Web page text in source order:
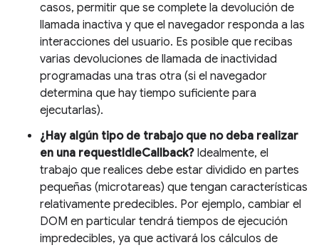
casos, permitir que se complete la devolución de
llamada inactiva y que el navegador responda a las
interacciones del usuario. Es posible que recibas
varias devoluciones de llamada de inactividad
programadas una tras otra (si el navegador
determina que hay tiempo suficiente para
ejecutarlas).
¿Hay algún tipo de trabajo que no deba realizar
en una requestIdleCallback?Idealmente, el
trabajo que realices debe estar dividido en partes
pequeñas (microtareas) que tengan características
relativamente predecibles. Por ejemplo, cambiar el
DOM en particular tendrá tiempos de ejecución
impredecibles, ya que activará los cálculos de